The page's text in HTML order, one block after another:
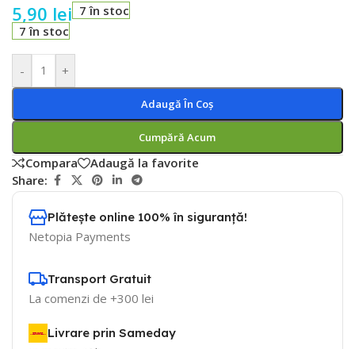
5,90 lei 7 în stoc
7 în stoc
- +
Adaugă În Coș
Cumpără Acum
Compara
Adaugă la favorite
Share:
Plătește online 100% în siguranță!
Netopia Payments
Transport Gratuit
La comenzi de +300 lei
Livrare prin Sameday